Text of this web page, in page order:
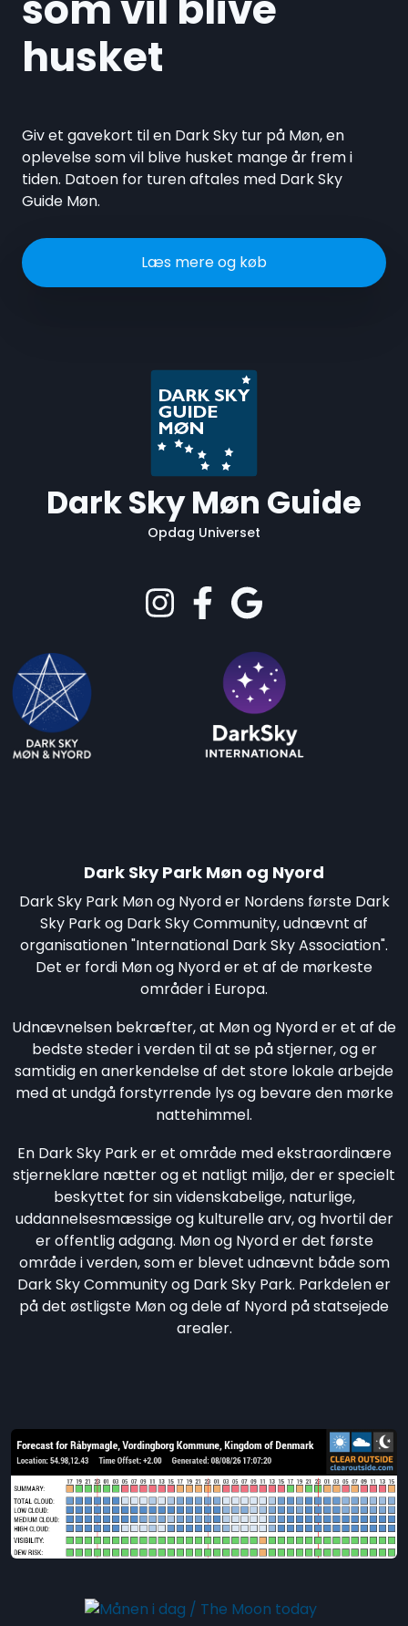
husket
Giv et gavekort til en Dark Sky tur på Møn, en
oplevelse som vil blive husket mange år frem i
tiden. Datoen for turen aftales med Dark Sky
Guide Møn.
Læs mere og køb
Dark Sky Møn Guide
Opdag Universet
Dark Sky Park Møn og Nyord
Dark Sky Park Møn og Nyord er Nordens første Dark
Sky Park og Dark Sky Community, udnævnt af
organisationen "International Dark Sky Association".
Det er fordi Møn og Nyord er et af de mørkeste
områder i Europa.
Udnævnelsen bekræfter, at Møn og Nyord er et af de
bedste steder i verden til at se på stjerner, og er
samtidig en anerkendelse af det store lokale arbejde
med at undgå forstyrrende lys og bevare den mørke
nattehimmel.
En Dark Sky Park er et område med ekstraordinære
stjerneklare nætter og et natligt miljø, der er specielt
beskyttet for sin videnskabelige, naturlige,
uddannelsesmæssige og kulturelle arv, og hvortil der
er offentlig adgang. Møn og Nyord er det første
område i verden, som er blevet udnævnt både som
Dark Sky Community og Dark Sky Park. Parkdelen er
på det østligste Møn og dele af Nyord på statsejede
arealer.